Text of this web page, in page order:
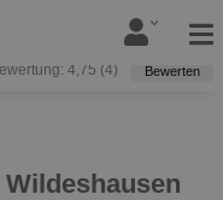
4,75 (4) Bewerten